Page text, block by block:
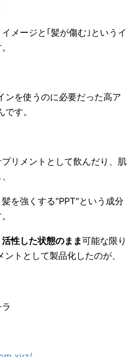
メージと｢髪が傷む｣というイ
ンを使うのに必要だった高ア
す。
リメントとして飲んだり、肌
髪を強くする"PPT"という成分
活性した状態のまま可能な限り
トとして製品化したのが、